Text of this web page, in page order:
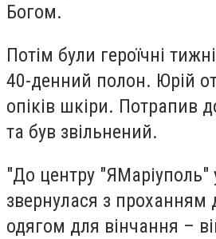
Богом.
Потім були героїчні
40-денний полон. Юрій
опіків шкіри. Потрапив
та був звільнений.
"До центру "ЯМаріуполь"
звернулася з проханням
одягом для вінчання –